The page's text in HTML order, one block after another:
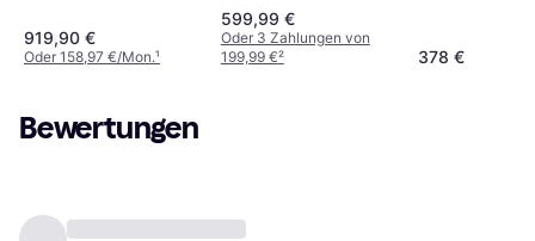
919,90 €
Oder 158,97 €/Mon.¹
Cobalt Violet
599,99 €
Oder 3 Zahlungen von
199,99 €²
378 €
Bewertungen